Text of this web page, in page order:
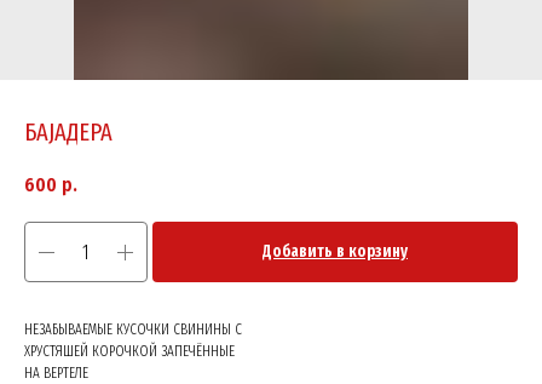
БАJАДЕРА
600 р.
Добавить в корзину
НЕЗАБЫВАЕМЫЕ КУСОЧКИ СВИНИНЫ С
ХРУСТЯШЕЙ КОРОЧКОЙ ЗАПЕЧЁННЫЕ
НА ВЕРТЕЛЕ